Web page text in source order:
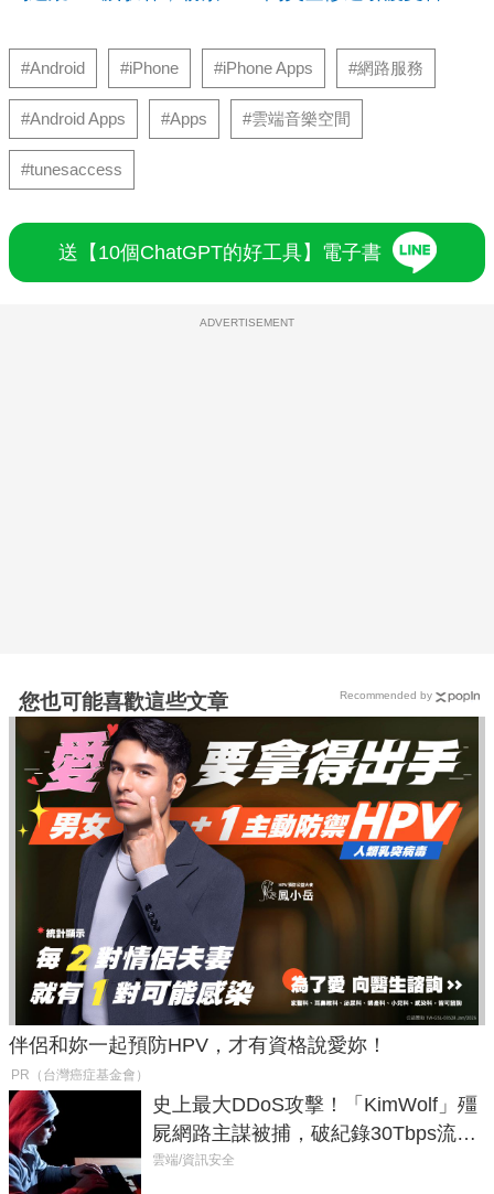
#Android #iPhone #iPhone Apps #網路服務
#Android Apps #Apps #雲端音樂空間
#tunesaccess
送【10個ChatGPT的好工具】電子書
ADVERTISEMENT
您也可能喜歡這些文章
伴侶和妳一起預防HPV，才有資格說愛妳！
PR（台灣癌症基金會）
史上最大DDoS攻擊！「KimWolf」殭
屍網路主謀被捕，破紀錄30Tbps流量
癱瘓全球！
雲端/資訊安全
Recommended by